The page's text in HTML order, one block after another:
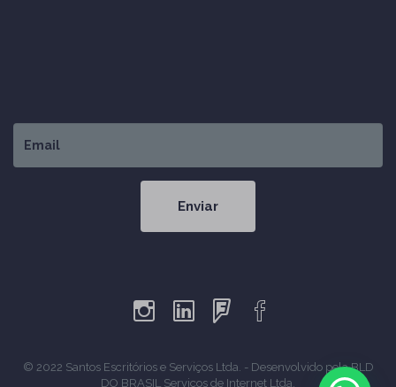
© 2022 Santos Escritórios e Serviços Ltda. - Desenvolvido pelaBLD
DO BRASIL Serviços de Internet Ltda